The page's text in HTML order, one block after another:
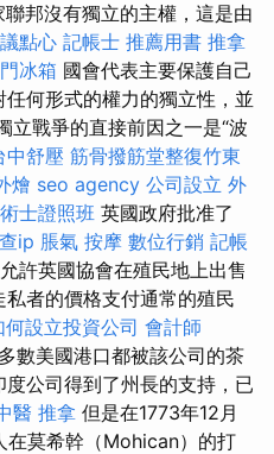
聯邦沒有獨立的主權，這是由
點心 記帳士 推薦用書 推拿
冰箱 國會代表主要保護自己
何形式的權力的獨立性，並
立戰爭的直接前因之一是“波
中舒壓 筋骨撥筋堂整復竹東
燴 seo agency 公司設立 外
士證照班 英國政府批准了
查ip 脹氣 按摩 數位行銷 記帳
許英國協會在殖民地上出售
者的價格支付通常的殖民
何設立投資公司 會計師
數美國港口都被該公司的茶
公司得到了州長的支持，已
醫 推拿 但是在1773年12月
在莫希幹（Mohican）的打